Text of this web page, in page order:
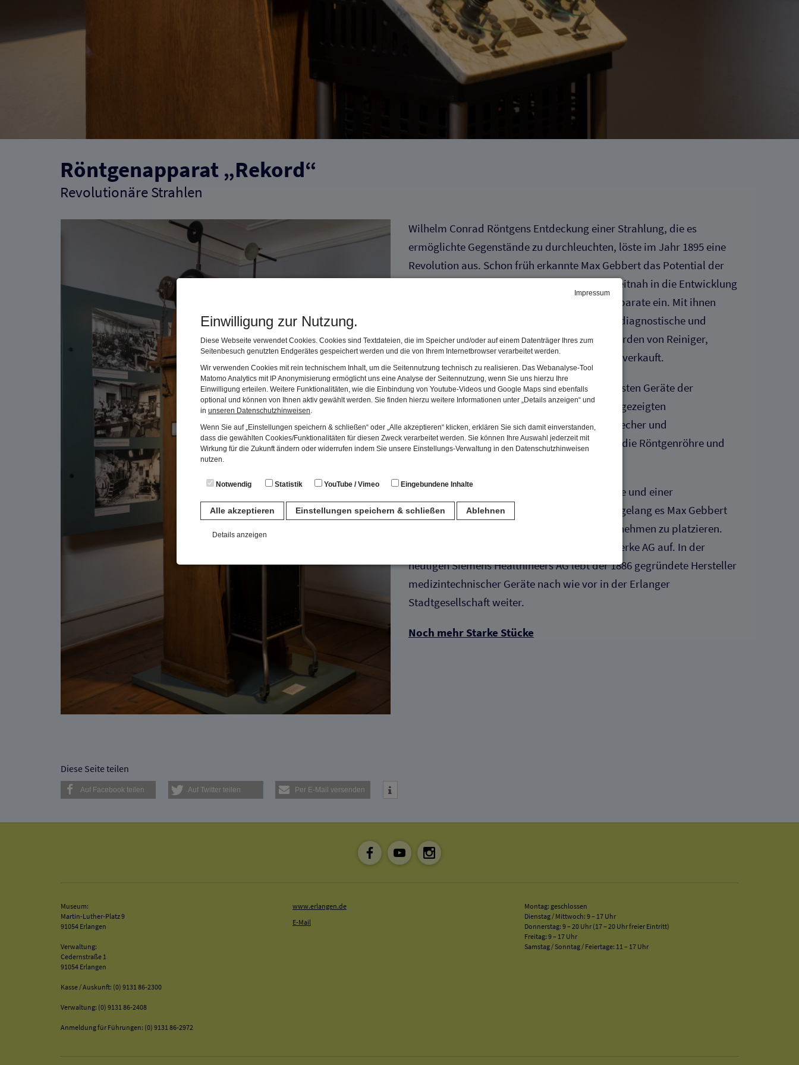
Impressum
Einwilligung zur Nutzung.
Diese Webseite verwendet Cookies. Cookies sind Textdateien, die im Speicher und/oder auf einem Datenträger Ihres zum
Seitenbesuch genutzten Endgerätes gespeichert werden und die von Ihrem Internetbrowser verarbeitet werden.
Wir verwenden Cookies mit rein technischem Inhalt, um die Seitennutzung technisch zu realisieren. Das Webanalyse-Tool
Matomo Analytics mit IP Anonymisierung ermöglicht uns eine Analyse der Seitennutzung, wenn Sie uns hierzu Ihre
Einwilligung erteilen. Weitere Funktionalitäten, wie die Einbindung von Youtube-Videos und Google Maps sind ebenfalls
optional und können von Ihnen aktiv gewählt werden. Sie finden hierzu weitere Informationen unter „Details anzeigen“ und
in unseren Datenschutzhinweisen
Wenn Sie auf „Einstellungen speichern & schließen“ oder „Alle akzeptieren“ klicken, erklären Sie sich damit einverstanden,
dass die gewählten Cookies/Funktionalitäten für diesen Zweck verarbeitet werden. Sie können Ihre Auswahl jederzeit mit
Wirkung für die Zukunft ändern oder widerrufen indem Sie unsere Einstellungs-Verwaltung in den Datenschutzhinweisen
nutzen.
Notwendig Statistik YouTube / Vimeo Eingebundene Inhalte
Alle akzeptieren Einstellungen speichern & schließen Ablehnen
Details anzeigen
gespeichert. Lediglich eine anonyme Session-ID wird hinterlegt.
Statistik
Diese Website nutzt Matomo Analytics für die Auswertung der Seitenaufrufe als Statistik. Die hierdurch gespeicherten Daten
werden ausschließlich auf unseren eigenen Servern gespeichert. Eine Übertragung an Dritte erfolgt nicht. Wir verwenden
die Funktion AnonymizeIP zur Anonymisierung Ihrer IP-Adresse, so dass diese gekürzt wird und nicht mehr Ihrem Besuch
auf unserer Internetseite zugeordnet werden kann.
YouTube / Vimeo
Videos werden über die Plattformen YouTube oder Vimeo eingebunden. Wir nutzen YouTube im erweiterten
Datenschutzmodus. Dieser Modus bewirkt laut YouTube, dass YouTube keine Informationen über die Besucher auf dieser
Röntgenapparat „Rekord“
Revolutionäre Strahlen
Wilhelm Conrad Röntgens Entdeckung einer Strahlung, die es
ermöglichte Gegenstände zu durchleuchten, löste im Jahr 1895 eine
Revolution aus. Schon früh erkannte Max Gebbert das Potential der
Röntgenstrahlung für die Medizin und stieg zeitnah in die Entwicklung
und Produktion der elektromedizinischen Apparate ein. Mit ihnen
eröffneten sich nie für realisierbar gehaltene diagnostische und
therapeutische Möglichkeiten. Schon 1896 wurden von Reiniger,
Gebbert und Schall die ersten Röntgengeräte verkauft.
Im Stadtmuseum Erlangen ist als eines der ersten Geräte der
Röntgenapparat „Rekord“ ausgestellt. In der gezeigten
Schrankeinheit sind Funkeninduktor, Unterbrecher und
Bedienungspult untergebracht. Leider fehlen die Röntgenröhre und
Mit der Produktion medizintechnischer Geräte und einer
ausgeprägten Vertriebs- und Servicestruktur gelang es Max Gebbert
die RGS als ein weltweit renommiertes Unternehmen zu platzieren.
1932 ging die RGS in der Siemens-Reiniger-Werke AG auf. In der
heutigen Siemens Healthineers AG lebt der 1886 gegründete Hersteller
medizintechnischer Geräte nach wie vor in der Erlanger
Stadtgesellschaft weiter.
Noch mehr Starke Stücke
Diese Seite teilen
Auf Facebook teilen Auf Twitter teilen Per E-Mail versenden
Museum:
Martin-Luther-Platz 9
91054 Erlangen
Verwaltung:
Cedernstraße 1
91054 Erlangen
Kasse / Auskunft: (0) 9131 86-2300
Verwaltung: (0) 9131 86-2408
Anmeldung für Führungen: (0) 9131 86-2972
www.erlangen.de
E-Mail
Montag: geschlossen
Dienstag / Mittwoch: 9 – 17 Uhr
Donnerstag: 9 – 20 Uhr (17 – 20 Uhr freier Eintritt)
Freitag: 9 – 17 Uhr
Samstag / Sonntag / Feiertage: 11 – 17 Uhr